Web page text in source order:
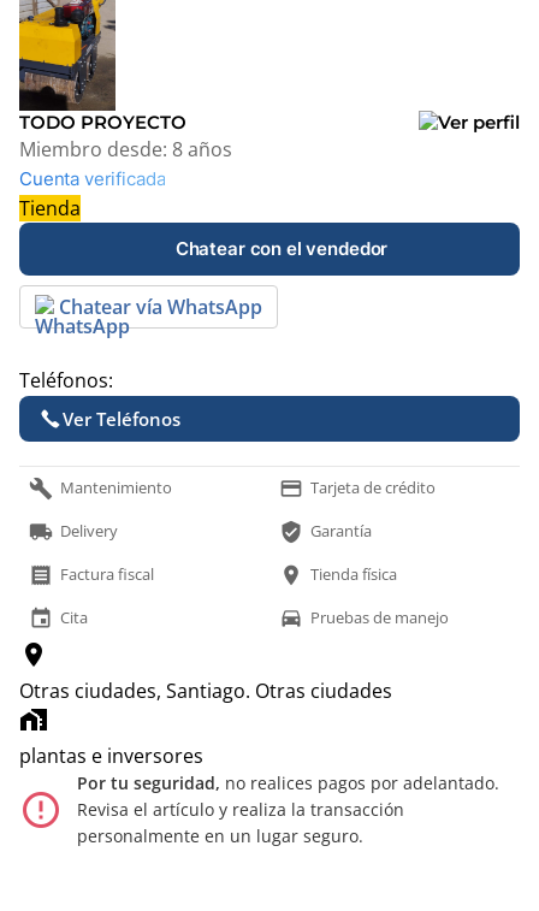
+
−
TODO PROYECTO
Miembro desde: 8 años
Cuenta verificada
Tienda
Chatear con el vendedor
Chatear vía WhatsApp
Teléfonos:
Ver Teléfonos
build Mantenimiento payment Tarjeta de crédito
local_shipping Delivery verified_user Garantía
receipt Factura fiscal location_on Tienda física
event Cita time_to_leave Pruebas de manejo
location_on
Otras ciudades, Santiago. Otras ciudades
home_work
plantas e inversores
error_outline
Por tu seguridad, no realices pagos por adelantado.
Revisa el artículo y realiza la transacción
personalmente en un lugar seguro.